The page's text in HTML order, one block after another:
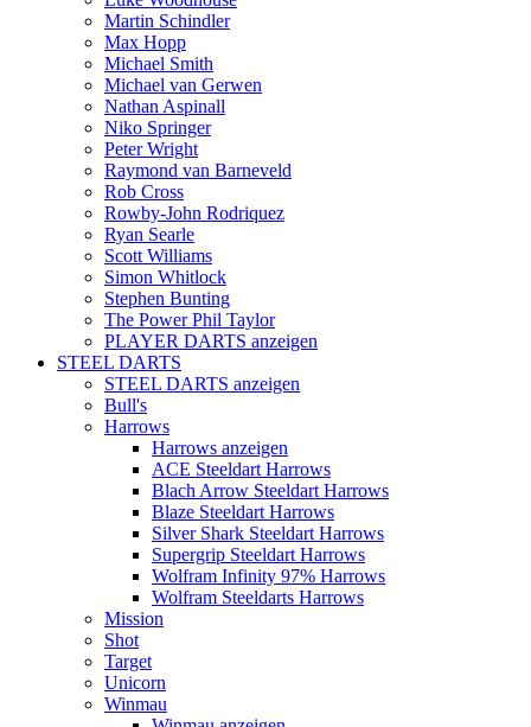
Martin Schindler
Max Hopp
Michael Smith
Michael van Gerwen
Nathan Aspinall
Niko Springer
Peter Wright
Raymond van Barneveld
Rob Cross
Rowby-John Rodriquez
Ryan Searle
Scott Williams
Simon Whitlock
Stephen Bunting
The Power Phil Taylor
PLAYER DARTS anzeigen
STEEL DARTS
STEEL DARTS anzeigen
Bull's
Harrows
Harrows anzeigen
ACE Steeldart Harrows
Blach Arrow Steeldart Harrows
Blaze Steeldart Harrows
Silver Shark Steeldart Harrows
Supergrip Steeldart Harrows
Wolfram Infinity 97% Harrows
Wolfram Steeldarts Harrows
Mission
Shot
Target
Unicorn
Winmau